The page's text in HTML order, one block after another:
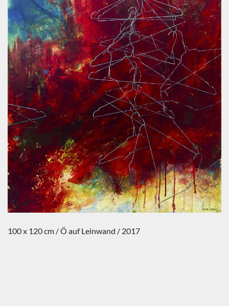
100 x 120 cm / Ö auf Leinwand / 2017